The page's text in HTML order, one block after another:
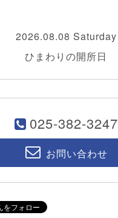
2026.08.08 Saturday
ひまわりの開所日
025-382-3247
お問い合わせ